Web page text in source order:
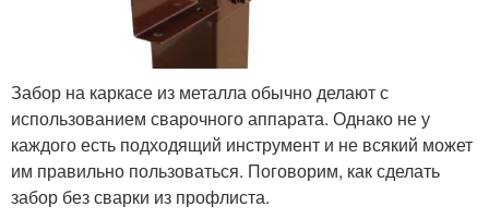
Забор на каркасе из металла обычно делают с
использованием сварочного аппарата. Однако не у
каждого есть подходящий инструмент и не всякий может
им правильно пользоваться. Поговорим, как сделать
забор без сварки из профлиста.